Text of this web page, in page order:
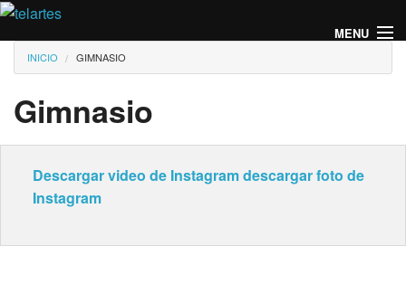
Pasar al contenido principal
MENU
Usted está aquí
INICIO GIMNASIO
Gimnasio
Descargar video de Instagramdescargar foto de
Instagram